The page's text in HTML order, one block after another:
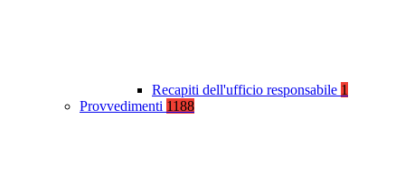
Recapiti dell'ufficio responsabile 1
Provvedimenti 1188